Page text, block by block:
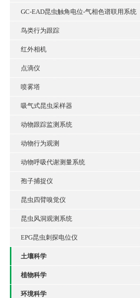
GC-EAD昆虫触角电位-气相色谱联用系统
鸟类行为跟踪
红外相机
点滴仪
喷雾塔
吸气式昆虫采样器
动物跟踪监测系统
动物行为观测
动物呼吸代谢测量系统
孢子捕捉仪
昆虫四臂嗅觉仪
昆虫风洞观测系统
EPG昆虫刺探电位仪
土壤科学
植物科学
环境科学